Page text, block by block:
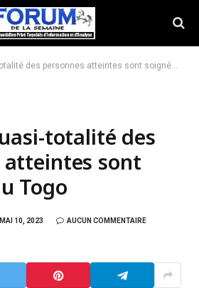
des personnes atteintes sont soignées au Togo
totalité des
atteintes sont
Togo
MAI 10, 2023 AUCUN COMMENTAIRE